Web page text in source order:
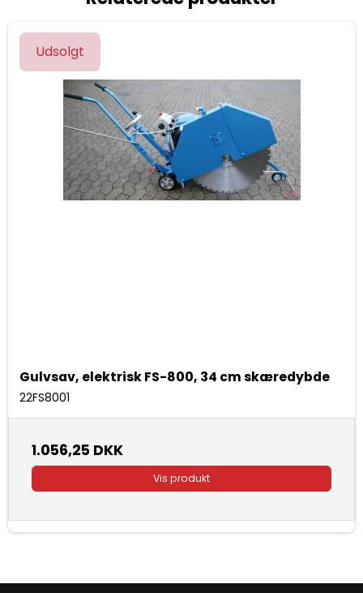
Udsolgt
Gulvsav, elektrisk FS-800, 34 cm skæredybde
22FS8001
1.056,25 DKK
Vis produkt